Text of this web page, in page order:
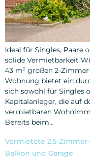
Ideal für Singles, Paare
solide Vermietbarkeit
43 m² großen 2-
Wohnung bietet ein
sich sowohl für Singles
Kapitalanleger, die auf
vermietbaren
Bereits beim…
Vermietete 2,5-
Balkon und Garage